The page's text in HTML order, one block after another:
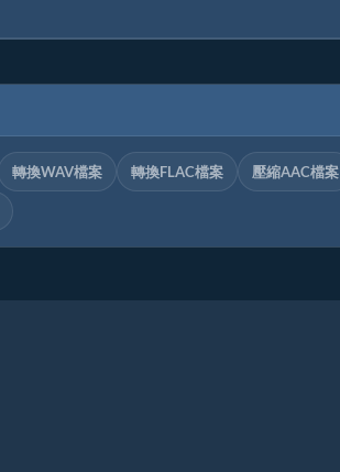
轉換WAV檔案 轉換FLAC檔案 壓縮AAC檔案